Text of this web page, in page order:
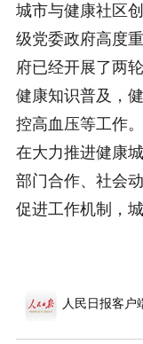
城市与健康社区
级党委政府高度
府已经开展了两
健康知识普及，
控高血压等工作
在大力推进健康
部门合作、社会
促进工作机制，
人民日报客户